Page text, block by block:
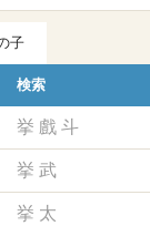
子
検索
挙 戲 斗
挙 武
挙 太